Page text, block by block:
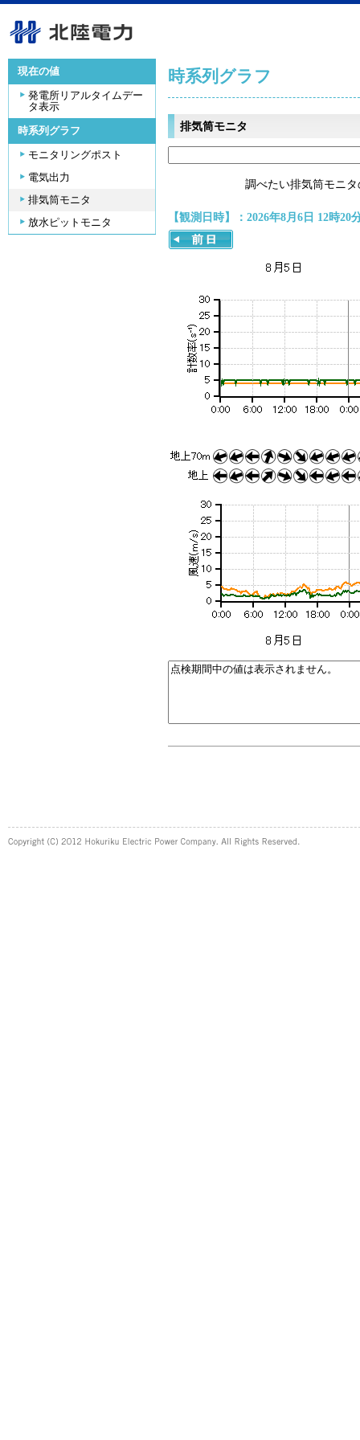
現在の値
発電所リアルタイムデー
タ表示
時系列グラフ
モニタリングポスト
電気出力
排気筒モニタ
放水ピットモニタ
時系列グラフ
排気筒モニタ
調べたい排気筒モニ
【観測日時】：2026年8月6日 12時20